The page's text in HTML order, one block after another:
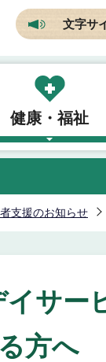
文字サ
健康・福祉
支援のお知らせ
サー
方へ